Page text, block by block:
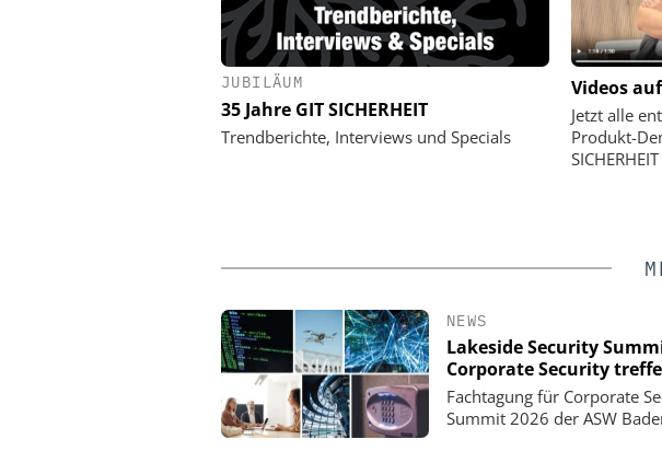
JUBILÄUM
35 Jahre GIT SICHERHEIT
Trendberichte, Interviews und Specials
Videos auf
Jetzt alle
Produkt-
SICHERHEIT
KI-Videoüberwachung in der Logistik:
Wie Hanwha Vision Sicherheit,
Effizienz und Verlustprävention neu
SIEMENS
NEWS
Lakeside Security
Corporate Security
Fachtagung für Corporate
Summit 2026 der ASW